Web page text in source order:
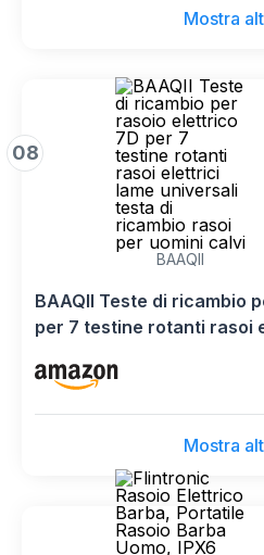
Mostra
08
BAAQII
BAAQII Teste di ricambio
per 7 testine rotanti rasoi
universali testa di
calvi
Mostra